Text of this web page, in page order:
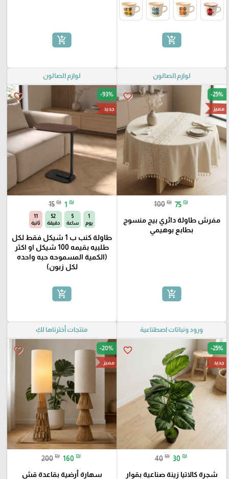
add_shopping_cart
add_shopping_cart
لوازم الصالون
favorite_border -25%
مميز
100 ₪ 75 ₪
مفرش طاولة دائري بيج منسوج
بطابع بوهيمي
add_shopping_cart
لوازم الصالون
favorite_border -93%
جديد
15 ₪ 1 ₪
1
يوم
5
ساعة
52
دقيقة
10
ثانية
طاولة كنب ب 1 شيكل فقط لكل
طلبيه بقيمه 100 شيكل او اكثر
(الكمية المسموحه حبه واحده
لكل زبون)
add_shopping_cart
ورود ونباتات اصطناعية
favorite_border -25%
جديد
40 ₪ 30 ₪
شجرة كالاتيا زينة صناعية بقوار
منتجات أخترناها لكِ
favorite_border -20%
مميز
200 ₪ 160 ₪
سهارة أرضية بقاعدة قش